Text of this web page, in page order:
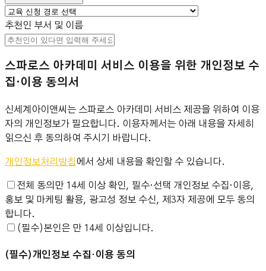
추천인 부서 및 이름
스파로스 아카데미 서비스 이용을 위한 개인정보 수
집·이용 동의서
신세계아이앤씨는 스파로스 아카데미 서비스 제공을 위하여 이용
자의 개인정보가 필요합니다. 이용자께서는 아래 내용을 자세히
읽으신 후 동의하여 주시기 바랍니다.
개인정보처리방침에서 상세 내용을 확인할 수 있습니다.
전체 동의 만 14세 이상 확인, 필수·선택 개인정보 수집·이용,
홍보 및 마케팅 활용, 광고성 정보 수신, 제3자 제공에 모두 동의
합니다.
(필수)본인은 만 14세 이상입니다.
(필수)개인정보 수집·이용 동의